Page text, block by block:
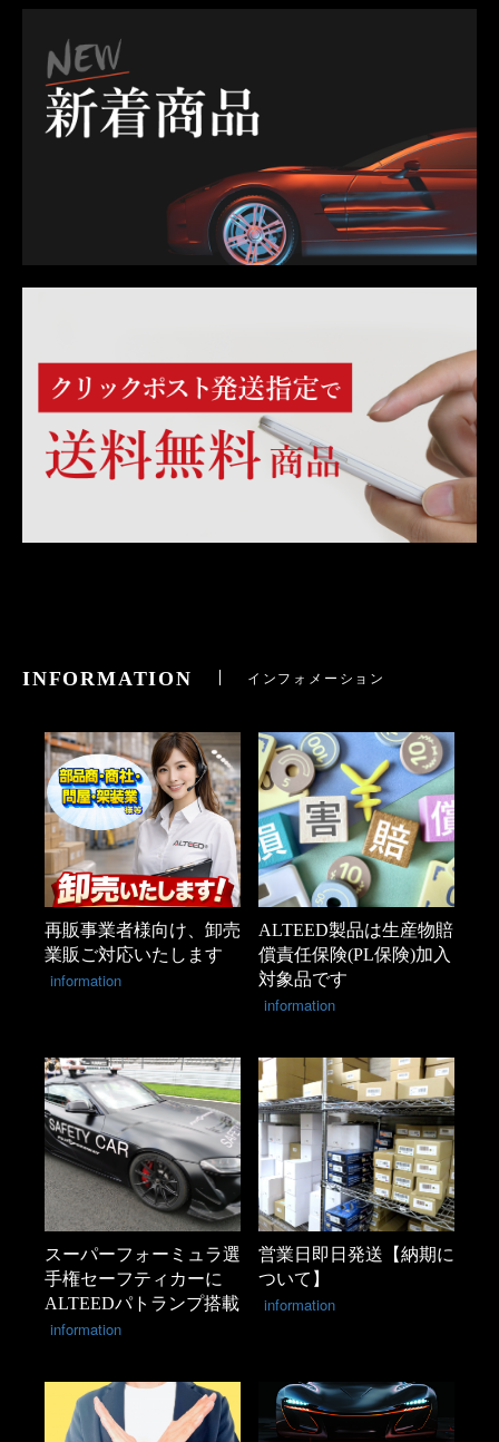
INFORMATION インフォメーション
再販事業者様向け、卸売
業販ご対応いたします
information
ALTEED製品は生産物賠
償責任保険(PL保険)加入
対象品です
information
スーパーフォーミュラ選
手権セーフティカーに
ALTEEDパトランプ搭載
information
営業日即日発送【納期に
ついて】
information